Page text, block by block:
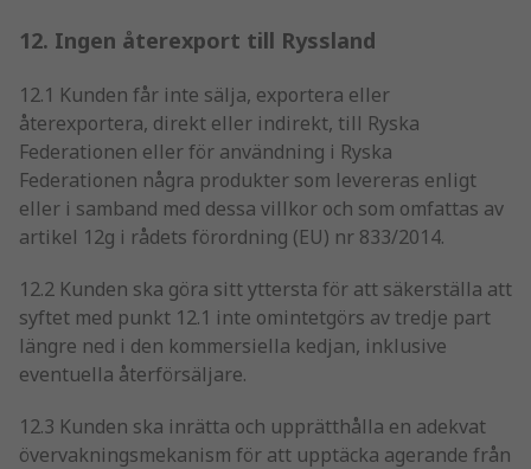
12. Ingen återexport till Ryssland
12.1 Kunden får inte sälja, exportera eller
återexportera, direkt eller indirekt, till Ryska
Federationen eller för användning i Ryska
Federationen några produkter som levereras enligt
eller i samband med dessa villkor och som omfattas av
artikel 12g i rådets förordning (EU) nr 833/2014.
12.2 Kunden ska göra sitt yttersta för att säkerställa att
syftet med punkt 12.1 inte omintetgörs av tredje part
längre ned i den kommersiella kedjan, inklusive
eventuella återförsäljare.
12.3 Kunden ska inrätta och upprätthålla en adekvat
övervakningsmekanism för att upptäcka agerande från